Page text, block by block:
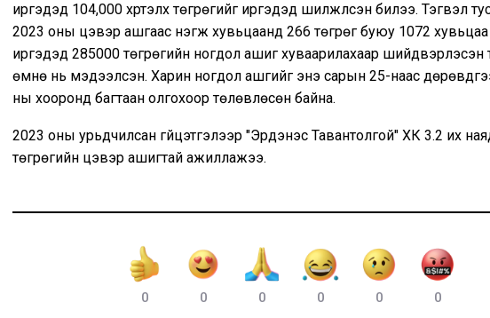
иргэдэд 104,000 хүртэлх төгрөгийг иргэдэд шилжүүлсэн билээ. Тэгвэл
2023 оны цэвэр ашгаас нэгж хувьцаанд 266 төгрөг буюу 1072
иргэдэд 285000 төгрөгийн ногдол ашиг хуваарилахаар шийдвэрлэсэн
өмнө нь мэдээлсэн. Харин ногдол ашгийг энэ сарын 25-наас
ны хооронд багтаан олгохоор төлөвлөсөн байна.
2023 оны урьдчилсан гүйцэтгэлээр "Эрдэнэс Тавантолгой" ХК 3.2 их
төгрөгийн цэвэр ашигтай ажиллажээ.
0 0 0 0 0 0